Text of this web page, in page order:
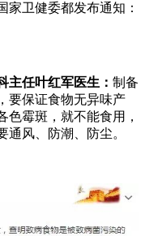
家卫健委都发布通知：
主任叶红军医生： 制备
要保证食物无异味产
色霉斑，就不能食用，
风、防潮、防尘。